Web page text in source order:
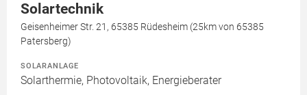
Solartechnik
Geisenheimer Str. 21, 65385 Rüdesheim (25km von 65385
Patersberg)
SOLARANLAGE
Solarthermie, Photovoltaik, Energieberater